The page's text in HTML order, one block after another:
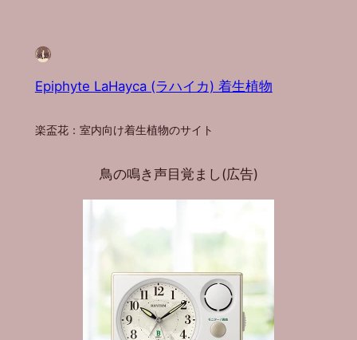
Epiphyte LaHayca (ラハイカ) 着生植物
楽盃花：室内向け着生植物のサイト
鳥の鳴き声目覚まし(広告)